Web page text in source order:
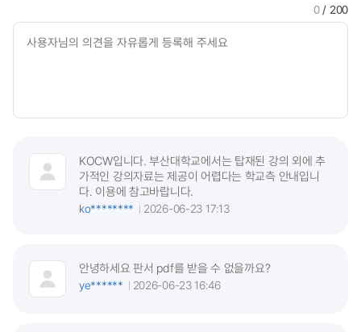
0/ 200
KOCW입니다. 부산대학교에서는 탑재된 강의 외에 추
가적인 강의자료는 제공이 어렵다는 학교측 안내입니
다. 이용에 참고바랍니다.
ko********
2026-06-23 17:13
안녕하세요 판서 pdf를 받을 수 없을까요?
ye******
2026-06-23 16:46